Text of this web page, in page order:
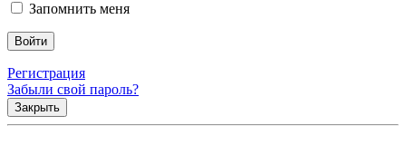
Запомнить меня
Регистрация
Забыли свой пароль?
Закрыть